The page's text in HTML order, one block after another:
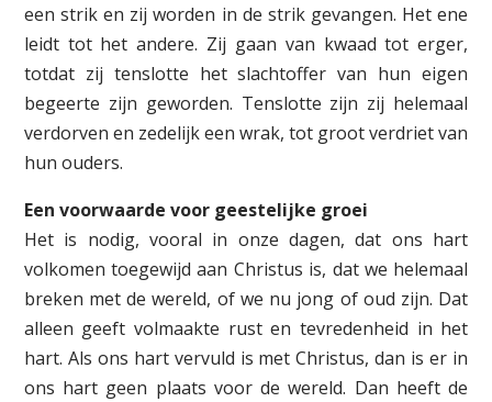
een strik en zij worden in de strik gevangen. Het ene
leidt tot het andere. Zij gaan van kwaad tot erger,
totdat zij tenslotte het slachtoffer van hun eigen
begeerte zijn geworden. Tenslotte zijn zij helemaal
verdorven en zedelijk een wrak, tot groot verdriet van
hun ouders.
Een voorwaarde voor geestelijke groei
Het is nodig, vooral in onze dagen, dat ons hart
volkomen toegewijd aan Christus is, dat we helemaal
breken met de wereld, of we nu jong of oud zijn. Dat
alleen geeft volmaakte rust en tevredenheid in het
hart. Als ons hart vervuld is met Christus, dan is er in
ons hart geen plaats voor de wereld. Dan heeft de